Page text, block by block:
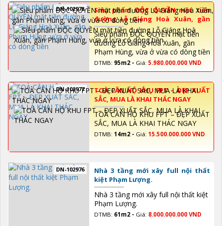
DN-102978
Siêu phẩm ĐỘC QUYỀN mặt tiền
đường Lỗ Giáng Hoà Xuân, gần
Phạm Hùng, vừa ở vừa có dòng
tiền
Siêu phẩm ĐỘC QUYỀN mặt tiền
đường Lỗ Giáng Hoà Xuân, gần
Phạm Hùng, vừa ở vừa có dòng tiền
DTMB: 95m2 - Giá: 5.980.000.000 VND
DN-102977
TOÀ CĂN HỘ KHU FPT – ĐẸP XUẤT
SẮC, MUA LÀ KHAI THÁC NGAY
TOÀ CĂN HỘ KHU FPT – ĐẸP XUẤT
SẮC, MUA LÀ KHAI THÁC NGAY
DTMB: 14m2 - Giá: 15.500.000.000 VND
DN-102976
Nhà 3 tầng mới xây full nội thất
kiệt Phạm Lượng.
Nhà 3 tầng mới xây full nội thất kiệt
Phạm Lượng.
DTMB: 61m2 - Giá: 8.000.000.000 VND